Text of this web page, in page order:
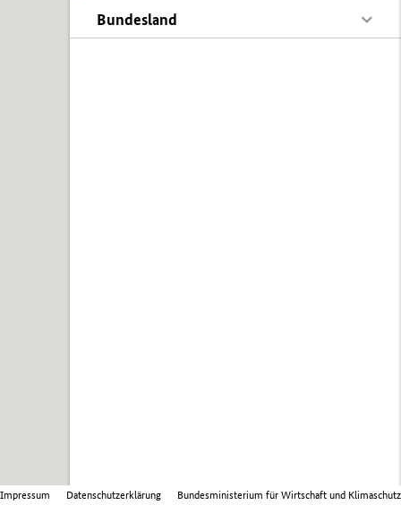
Bundesland
Impressum Datenschutzerklärung Bundesministerium für Wirtschaft und Klimaschutz